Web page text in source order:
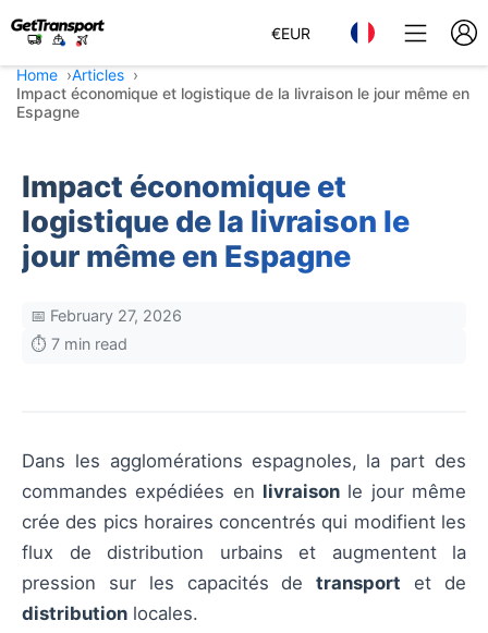
€EUR
Home
Articles
Impact économique et logistique de la livraison le jour même en
Espagne
Impact économique et
logistique de la livraison le
jour même en Espagne
📅 February 27, 2026
⏱️ 7 min read
Dans les agglomérations espagnoles, la part des
commandes expédiées en livraison le jour même
crée des pics horaires concentrés qui modifient les
flux de distribution urbains et augmentent la
pression sur les capacités detransport et de
distribution locales.